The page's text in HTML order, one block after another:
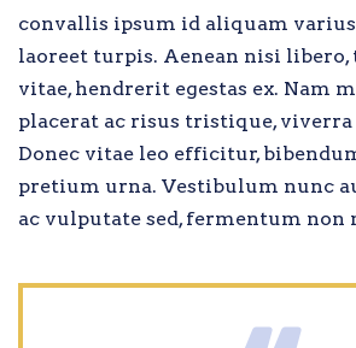
convallis ipsum id aliquam
laoreet turpis. Aenean nisi libero,
vitae, hendrerit egestas ex. Nam
placerat ac risus tristique,
Donec vitae leo efficitur,
pretium urna. Vestibulum nunc
ac vulputate sed, fermentum non